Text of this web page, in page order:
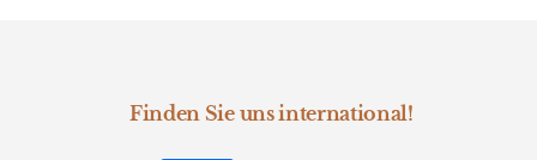
Finden Sie uns international!